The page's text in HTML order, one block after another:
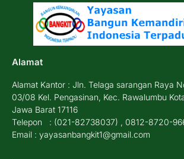
Alamat
Alamat Kantor : Jln. Telaga sarangan Raya
03/08 Kel. Pengasinan, Kec. Rawalumbu
Jawa Barat 17116
Telepon : (021-82738037) , 0812-8720-
Email : yayasanbangkit1@gmail.com